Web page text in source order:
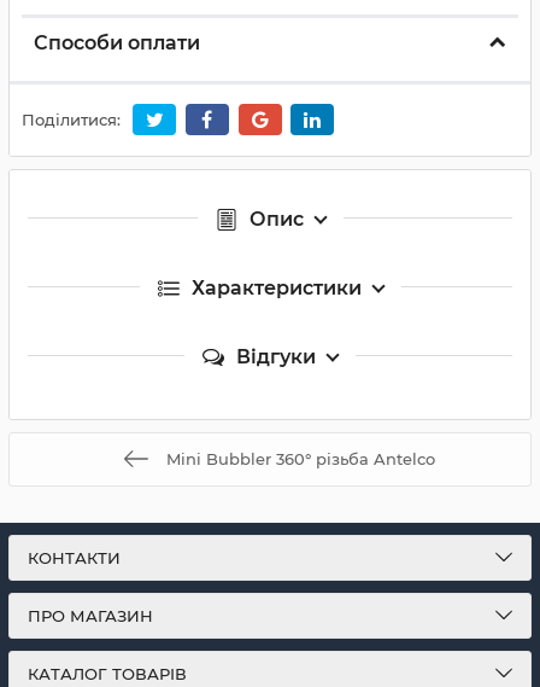
Способи оплати
Поділитися:
Опис
Характеристики
Відгуки
Mini Bubbler 360° різьба Antelco
КОНТАКТИ
ПРО МАГАЗИН
КАТАЛОГ ТОВАРІВ